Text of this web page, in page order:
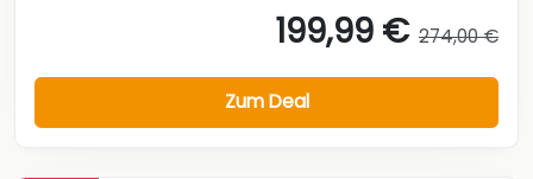
199,99 € 274,00 €
Zum Deal